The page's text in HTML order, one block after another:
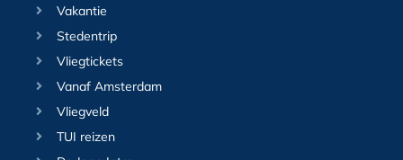
Vakantie
Stedentrip
Vliegtickets
Vanaf Amsterdam
Vliegveld
TUI reizen